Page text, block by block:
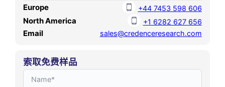
Europe +44 7453 598 606
North America +1 6282 627 656
Email sales@credenceresearch.com
索取免费样品